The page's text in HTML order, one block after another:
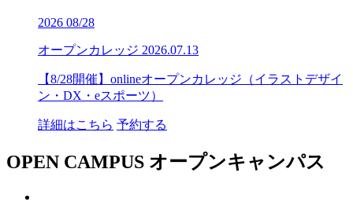
2026 08/28
オープンカレッジ 2026.07.13
【8/28開催】onlineオープンカレッジ（イラストデザイ
ン・DX・eスポーツ）
詳細はこちら 予約する
OPEN CAMPUS オープンキャンパス